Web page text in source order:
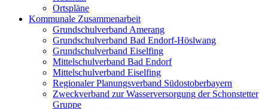
Ortspläne
Kommunale Zusammenarbeit
Grundschulverband Amerang
Grundschulverband Bad Endorf-Höslwang
Grundschulverband Eiselfing
Mittelschulverband Bad Endorf
Mittelschulverband Eiselfing
Regionaler Planungsverband Südostoberbayern
Zweckverband zur Wasserversorgung der Schonstetter
Gruppe